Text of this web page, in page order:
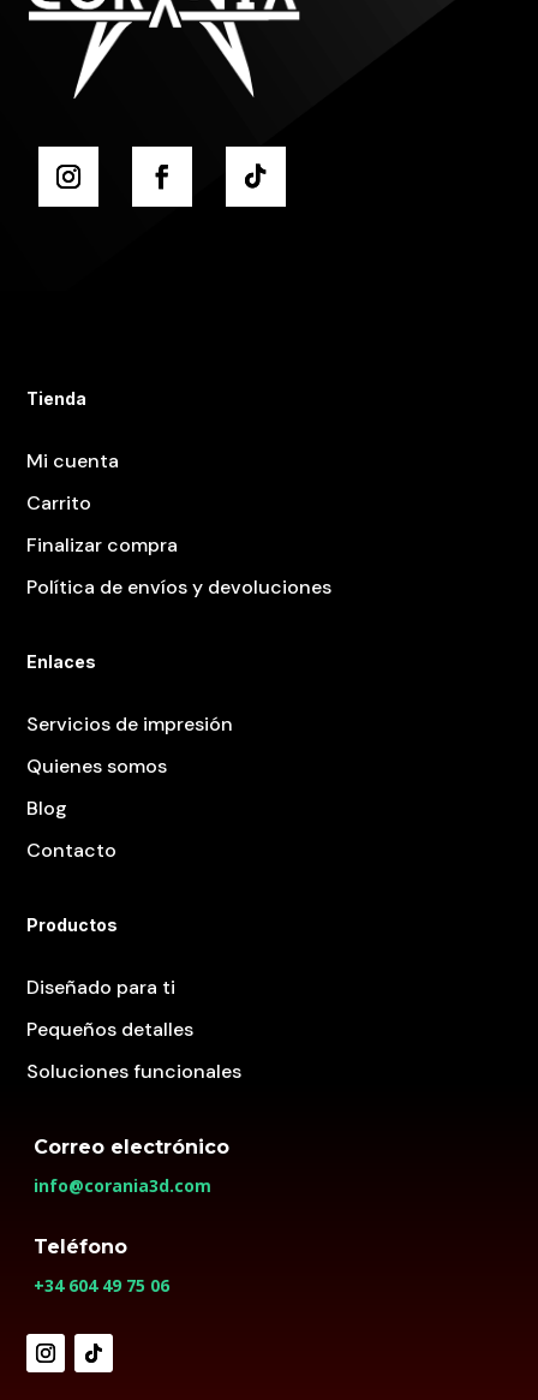
Tienda
Mi cuenta
Carrito
Finalizar compra
Política de envíos y devoluciones
Enlaces
Servicios de impresión
Quienes somos
Blog
Contacto
Productos
Diseñado para ti
Pequeños detalles
Soluciones funcionales
Correo electrónico
info@corania3d.com
Teléfono
+34 604 49 75 06